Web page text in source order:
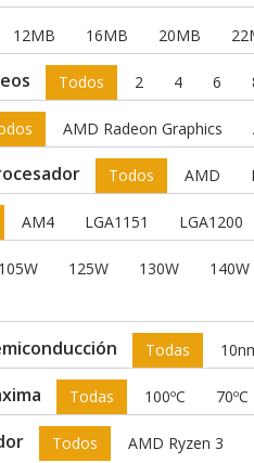
12MB 16MB 20MB
Todos 2 4 6
AMD Radeon Graphics
Todos AMD
AM4 LGA1151 LGA1200
105W 125W 130W 140W
Todas
Todas 100ºC 70ºC
Todos AMD Ryzen 3